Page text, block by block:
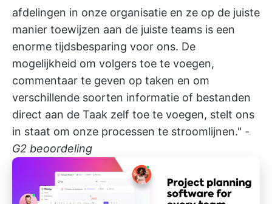
afdelingen in onze organisatie en ze op de juiste
manier toewijzen aan de juiste teams is een
enorme tijdsbesparing voor ons. De
mogelijkheid om volgers toe te voegen,
commentaar te geven op taken en om
verschillende soorten informatie of bestanden
direct aan de Taak zelf toe te voegen, stelt ons
in staat om onze processen te stroomlijnen." -
G2 beoordeling